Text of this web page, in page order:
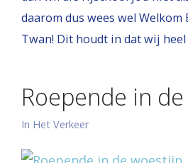
daarom dus wees wel
Twan! Dit houdt in dat wij
Roepende in
In Het Verkeer